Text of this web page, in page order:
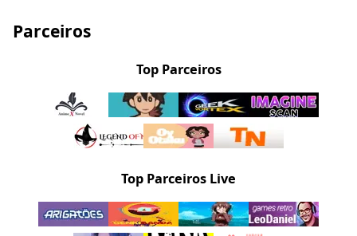
Parceiros
Top Parceiros
Top Parceiros Live